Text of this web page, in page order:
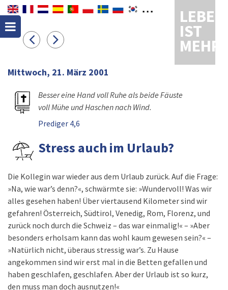
LEBEN
IST
MEHR
Mittwoch, 21. März 2001
Besser eine Hand voll Ruhe als beide Fäuste
voll Mühe und Haschen nach Wind.
Prediger 4,6
Stress auch im Urlaub?
Die Kollegin war wieder aus dem Urlaub zurück. Auf die Frage:
»Na, wie war’s denn?«, schwärmte sie: »Wundervoll! Was wir
alles gesehen haben! Über viertausend Kilometer sind wir
gefahren! Österreich, Südtirol, Venedig, Rom, Florenz, und
zurück noch durch die Schweiz – das war einmalig!« – »Aber
besonders erholsam kann das wohl kaum gewesen sein?« –
»Natürlich nicht, überaus stressig war’s. Zu Hause
angekommen sind wir erst mal in die Betten gefallen und
haben geschlafen, geschlafen. Aber der Urlaub ist so kurz,
den muss man doch ausnutzen!«